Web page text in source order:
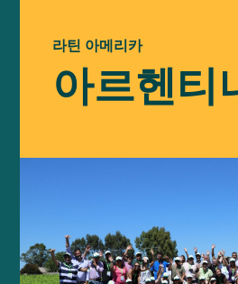
우리의
접근하다
라틴 아메리카
아르헨티